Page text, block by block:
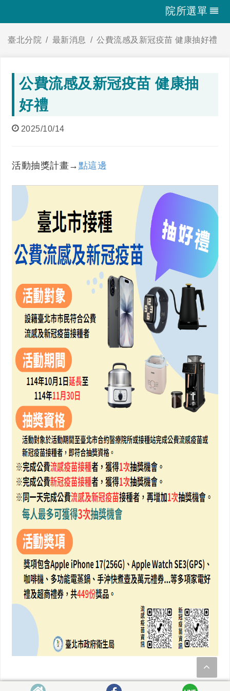
院所選單
臺北分院 最新消息 公費流感及新冠疫苗 健康抽好禮
公費流感及新冠疫苗 健康抽
好禮
2025/10/14
活動抽獎計畫→ 點這邊